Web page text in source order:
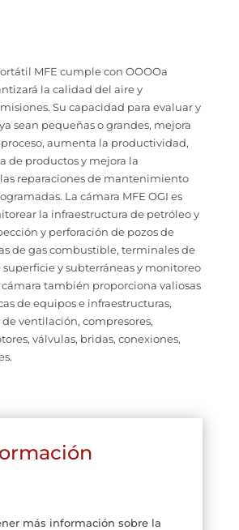
MFE cumple con OOOOa
la calidad del aire y
Su capacidad para evaluar y
sean pequeñas o grandes, mejora
aumenta la productividad,
de productos y mejora la
reparaciones de mantenimiento
La cámara MFE OGI es
la infraestructura de petróleo y
y perforación de pozos de
de gas combustible, terminales de
superficie y subterráneas y monitoreo
también proporciona valiosas
de equipos e infraestructuras,
ventilación, compresores,
válvulas, bridas, conexiones,
más información sobre la